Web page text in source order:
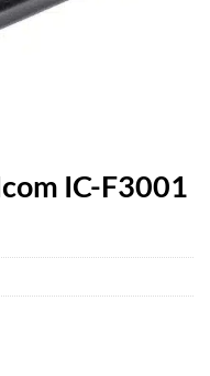
IC-F3001